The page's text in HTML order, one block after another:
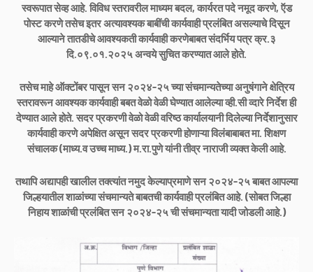
स्वरूपात सेव्ह आहे. विविध स्तरावरील माध्यम बदल, कार्यरत पदे नमूद करणे, ऍड
पोस्ट करणे तसेच इतर अत्यावश्यक बाबींची कार्यवाही प्रलंबित असल्याचे दिसून
आल्याने तातडीचे आवश्यकती कार्यवाही करणेबाबत संदर्भिय पत्र क्र.३
दि.०९.०१.२०२५ अन्वये सुचित करण्यात आले होते.
तसेच माहे ऑक्टोंबर पासून सन २०२४-२५ च्या संचमान्यतेच्या अनुषंगाने क्षेत्रिय
स्तरावरून आवश्यक कार्यवाही बबत वेळो वेळी घेण्यात आलेल्या व्ही.सी व्दारे निर्देश ही
देण्यात आले होते. सदर प्रकरणी वेळो वेळी वरिष्ठ कार्यालयानी दिलेल्या निर्देशानुसार
कार्यवाही करणे अपेक्षित असून सदर प्रकरणी होणाऱ्या विलंबाबाबत मा. शिक्षण
संचालक (माध्य.व उच्च माध्य.) म.रा.पुणे यांनी तीव्र नाराजी व्यक्त केली आहे.
तथापि अद्यापही खालील तक्त्यांत नमुद केल्याप्रमाणे सन २०२४-२५ बाबत आपल्या
जिल्हयातील शाळांच्या संचमान्यते बाबतची कार्यवाही प्रलंबित आहे. (सोबत जिल्हा
निहाय शाळांची प्रलंबित सन २०२४-२५ ची संचमान्यता यादी जोडली आहे.)